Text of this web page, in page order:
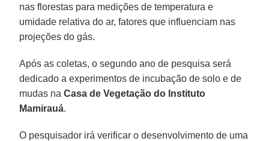
nas florestas para medições de temperatura e
umidade relativa do ar, fatores que influenciam nas
projeções do gás.
Após as coletas, o segundo ano de pesquisa será
dedicado a experimentos de incubação de solo e de
mudas naCasa de Vegetação do Instituto
Mamirauá.
O pesquisador irá verificar o desenvolvimento de uma